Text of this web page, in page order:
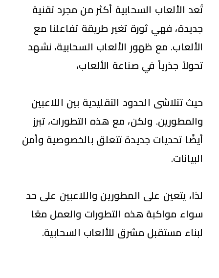
تُعد الألعاب السحابية أكثر من مجرد تقنية
جديدة، فهي ثورة تغير طريقة تفاعلنا مع
الألعاب. مع ظهور الألعاب السحابية، نشهد
تحولاً جذرياً في صناعة الألعاب،
حيث تتلاشى الحدود التقليدية بين اللاعبين
والمطورين. ولكن، مع هذه التطورات، تبرز
أيضًا تحديات جديدة تتعلق بالخصوصية وأمن
البيانات.
لذا، يتعين على المطورين واللاعبين على حد
سواء مواكبة هذه التطورات والعمل معًا
لبناء مستقبل مشرق للألعاب السحابية.